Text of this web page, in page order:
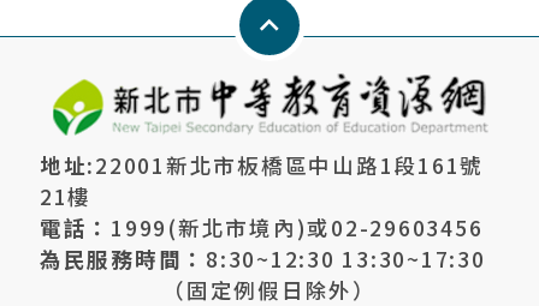
Keyboard_arrow_up
地址:22001新北市板橋區中山路1段161號
21樓
電話： 1999(新北市境內)或02-29603456
為民服務時間： 8:30~12:30 13:30~17:30
（固定例假日除外）